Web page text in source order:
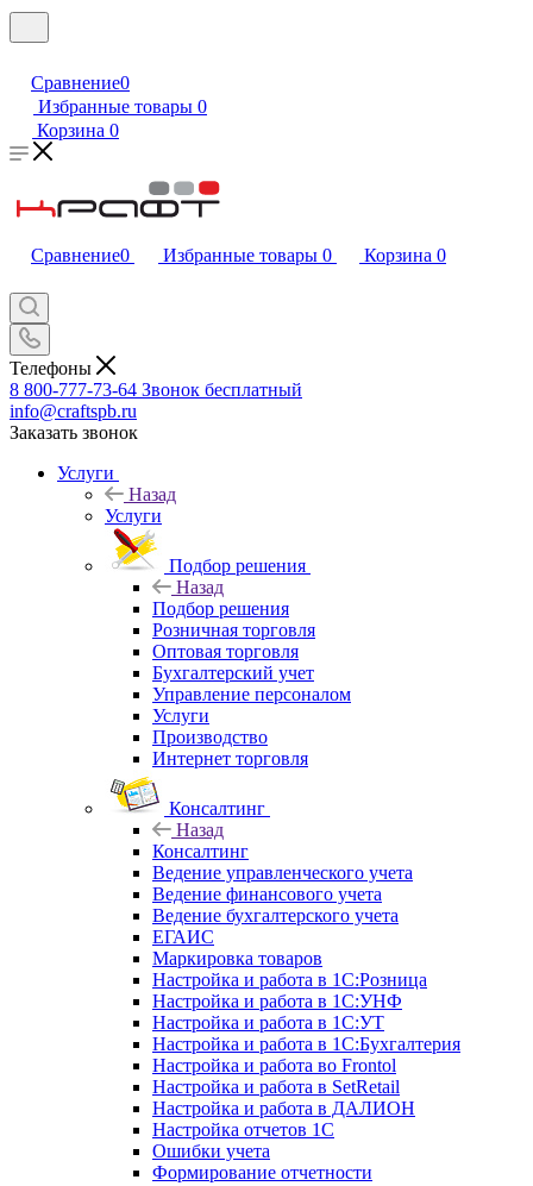
Сравнение0
Избранные товары 0
Корзина 0
Сравнение0 Избранные товары 0 Корзина 0
Телефоны
8 800-777-73-64 Звонок бесплатный
info@craftspb.ru
Заказать звонок
Услуги
Назад
Услуги
Подбор решения
Назад
Подбор решения
Розничная торговля
Оптовая торговля
Бухгалтерский учет
Управление персоналом
Услуги
Производство
Интернет торговля
Консалтинг
Назад
Консалтинг
Ведение управленческого учета
Ведение финансового учета
Ведение бухгалтерского учета
ЕГАИС
Маркировка товаров
Настройка и работа в 1С:Розница
Настройка и работа в 1С:УНФ
Настройка и работа в 1С:УТ
Настройка и работа в 1С:Бухгалтерия
Настройка и работа во Frontol
Настройка и работа в SetRetail
Настройка и работа в ДАЛИОН
Настройка отчетов 1С
Ошибки учета
Формирование отчетности